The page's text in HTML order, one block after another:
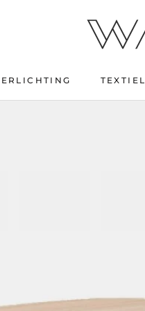
TEXTIEL